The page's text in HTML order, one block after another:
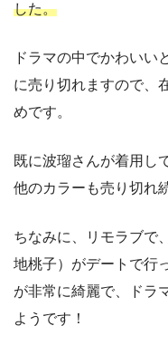
した。
ドラマの中でかわいい
に売り切れますので、
めです。
既に波瑠さんが着用し
他のカラーも売り切れ
ちなみに、リモラブで
地桃子）がデートで行
が非常に綺麗で、ドラ
ようです！